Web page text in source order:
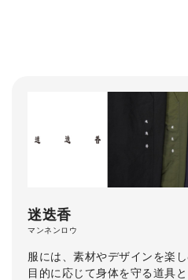
迷迭香
マンネンロウ
服には、素材やデザインを楽
目的に応じて身体を守る道具